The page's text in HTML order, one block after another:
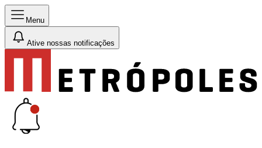
Menu
Ative nossas notificações